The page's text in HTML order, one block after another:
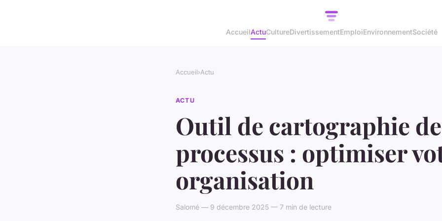
AccueilActuCultureDivertissementEmploiEnvironnementSociété
Accueil›Actu
ACTU
Outil de cartographie
processus : optimiser
organisation
Salomé — 9 décembre 2025 — 7 min de lecture